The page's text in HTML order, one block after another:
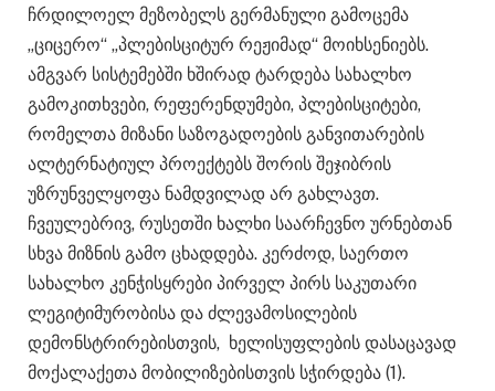
ჩრდილოელ მეზობელს გერმანული გამოცემა
„ციცერო“ „პლებისციტურ რეჟიმად“ მოიხსენიებს.
ამგვარ სისტემებში ხშირად ტარდება სახალხო
გამოკითხვები, რეფერენდუმები, პლებისციტები,
რომელთა მიზანი საზოგადოების განვითარების
ალტერნატიულ პროექტებს შორის შეჯიბრის
უზრუნველყოფა ნამდვილად არ გახლავთ.
ჩვეულებრივ, რუსეთში ხალხი საარჩევნო ურნებთან
სხვა მიზნის გამო ცხადდება. კერძოდ, საერთო
სახალხო კენჭისყრები პირველ პირს საკუთარი
ლეგიტიმურობისა და ძლევამოსილების
დემონსტრირებისთვის, ხელისუფლების დასაცავად
მოქალაქეთა მობილიზებისთვის სჭირდება (1).